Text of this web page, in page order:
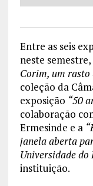
Entre as seis
neste
Corim, um
coleção da
exposição “50
colaboração
Ermesinde e a
janela aberta
Universidade do
instituição.